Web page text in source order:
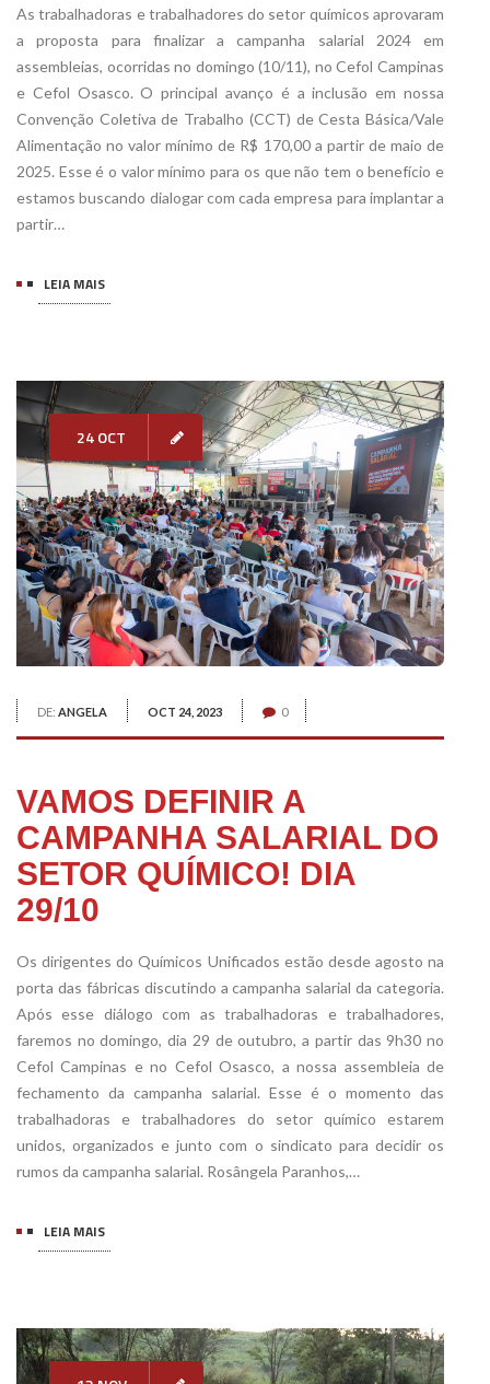
As trabalhadoras e trabalhadores do setor químicos aprovaram
a proposta para finalizar a campanha salarial 2024 em
assembleias, ocorridas no domingo (10/11), no Cefol Campinas
e Cefol Osasco. O principal avanço é a inclusão em nossa
Convenção Coletiva de Trabalho (CCT) de Cesta Básica/Vale
Alimentação no valor mínimo de R$ 170,00 a partir de maio de
2025. Esse é o valor mínimo para os que não tem o benefício e
estamos buscando dialogar com cada empresa para implantar a
partir…
LEIA MAIS
24 OCT
DE: ANGELA OCT 24, 2023 0
VAMOS DEFINIR A
CAMPANHA SALARIAL DO
SETOR QUÍMICO! DIA
29/10
Os dirigentes do Químicos Unificados estão desde agosto na
porta das fábricas discutindo a campanha salarial da categoria.
Após esse diálogo com as trabalhadoras e trabalhadores,
faremos no domingo, dia 29 de outubro, a partir das 9h30 no
Cefol Campinas e no Cefol Osasco, a nossa assembleia de
fechamento da campanha salarial. Esse é o momento das
trabalhadoras e trabalhadores do setor químico estarem
unidos, organizados e junto com o sindicato para decidir os
rumos da campanha salarial. Rosângela Paranhos,…
LEIA MAIS